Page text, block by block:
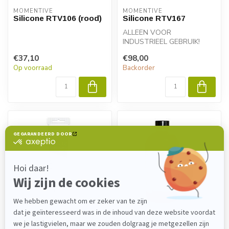
MOMENTIVE
Silicone RTV106 (rood)
€37,10
Op voorraad
MOMENTIVE
Silicone RTV167
ALLEEN VOOR
INDUSTRIEEL GEBRUIK!
afdichtingsmiddelen van
GE...
€98,00
Backorder
MOMENTIVE
Silicone IS808
MOMENTIVE
Primer SS4004P